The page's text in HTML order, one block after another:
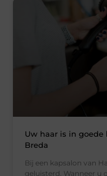
Uw haar is in
Breda
Bij een kapsalon van
geluisterd. Wanneer u